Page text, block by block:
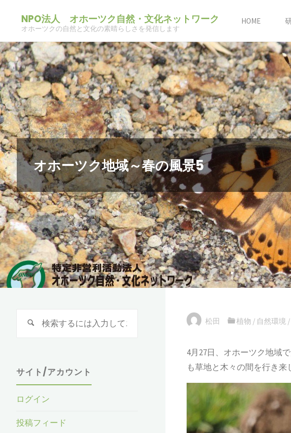
ン
ツ
へ
ス
キ
ッ
プ
NPO法人 オホーツク自然・文化ネットワーク
オホーツクの自然と文化の素晴らしさを発信します
HOME
オホーツク地域～春の風景5
松田 植物 / 自然環境 /
4月27日、オホーツク地域
も草地と木々の間を行き
サイト/アカウント
ログイン
投稿フィード